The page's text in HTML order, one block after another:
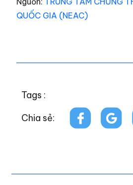
QUỐC GIA (NEAC)
Tags :
Chia sẻ: